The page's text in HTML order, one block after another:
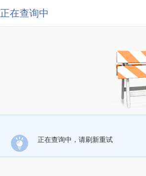
正在查询中
正在查询中，请刷新重试